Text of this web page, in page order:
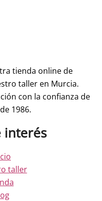
tienda online de
taller en Murcia.
con la confianza de
1986.
interés
taller